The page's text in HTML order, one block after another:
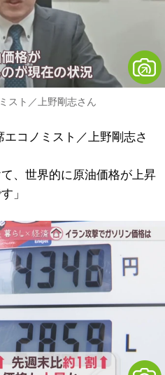
スト／上野剛志さん
エコノミスト／上野剛志さ
、世界的に原油価格が上昇
」